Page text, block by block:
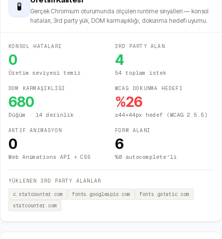
🧪
Gerçek Chromium oturumunda ölçülen runtime sinyalleri — konsol
hataları, 3rd party yük, DOM karmaşıklığı, dokunma hedefi uyumu.
KONSOL HATALARI
0
Üretim seviyesi temiz
3RD PARTY ALAN
4
54 toplam istek
DOM KARMAŞIKLIĞI
680
Düğüm · 14 derinlik
WCAG DOKUNMA HEDEFİ
%26
≥44×44px hedef (WCAG 2.5.5)
AKTİF ANİMASYON
0
Web Animations API + CSS
FORM ALANI
6
%0 autocomplete'li
YÜKLENEN 3RD PARTY ALANLAR
c.statcounter.com fonts.googleapis.com
fonts.gstatic.com
statcounter.com